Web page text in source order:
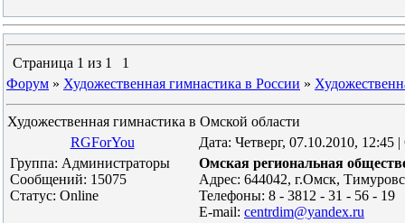
Страница 1 из 1
1
Форум » Художественная гимнастика в России »
Художественная гимнастика в Омской области
RGForYou
Дата: Четверг, 07.10.2010,
Группа: Администраторы
Сообщений: 15075
Статус: Online
Омская региональная
Адрес: 644042, г.Омск,
Телефоны: 8 - 3812 - 31 - 56 - 19
E-mail: centrdim@yandex.ru